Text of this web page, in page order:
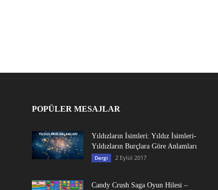
POPÜLER MESAJLAR
Yıldızların İsimleri: Yıldız İsimleri-
Yıldızların Burçlara Göre Anlamları
Dergi 2 Eylül 2017
Candy Crush Saga Oyun Hilesi –